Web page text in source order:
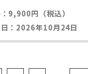
9,900円（税込）
：2026年10月24日